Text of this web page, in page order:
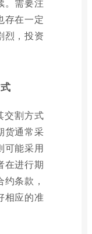
存在一定
烈，投资
交割方式
货通常采
可能采用
在进行期
条款，
相应的准